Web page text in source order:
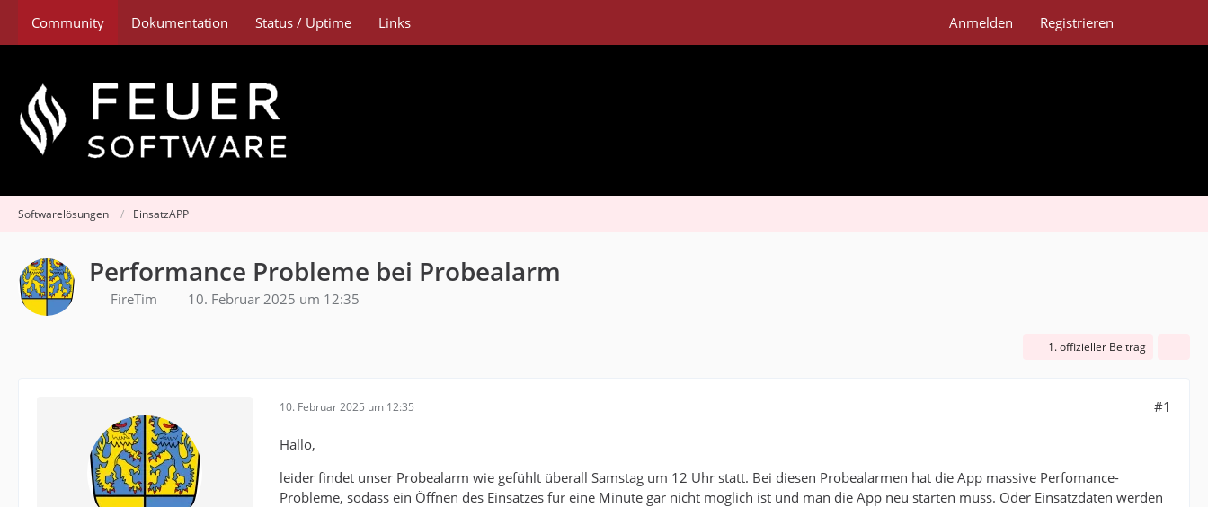
Community Dokumentation Status / Uptime Links Anmelden Registrieren
Softwarelösungen EinsatzAPP
Performance Probleme bei Probealarm
FireTim 10. Februar 2025 um 12:35
1. offizieller Beitrag
10. Februar 2025 um 12:35 #1
Hallo,
leider findet unser Probealarm wie gefühlt überall Samstag um 12 Uhr statt. Bei diesen Probealarmen hat die App massive Perfomance-
Probleme, sodass ein Öffnen des Einsatzes für eine Minute gar nicht möglich ist und man die App neu starten muss. Oder Einsatzdaten werden